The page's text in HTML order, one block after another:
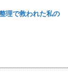
理で救われた私の